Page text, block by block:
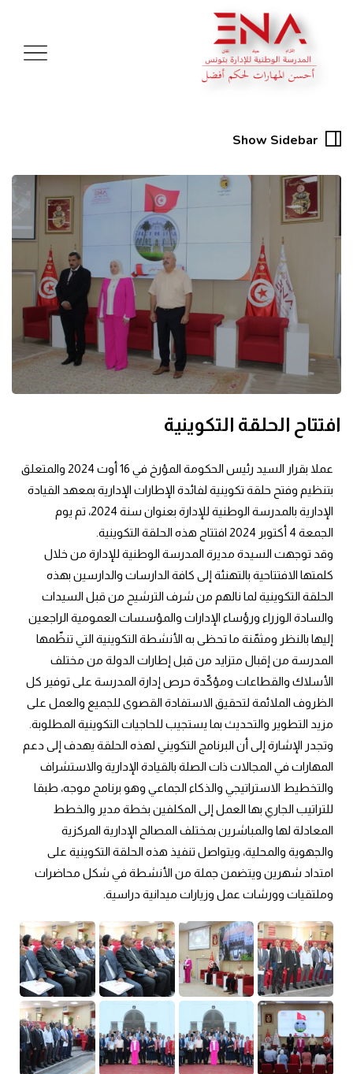
Show Sidebar
افتتاح الحلقة التكوينية
عملا بقرار السيد رئيس الحكومة المؤرخ في 16 أوت 2024 والمتعلق
بتنظيم وفتح حلقة تكوينية لفائدة الإطارات الإدارية بمعهد القيادة
الإدارية بالمدرسة الوطنية للإدارة بعنوان سنة 2024، تم يوم
الجمعة 4 أكتوبر 2024 افتتاح هذه الحلقة التكوينية.
وقد توجهت السيدة مديرة المدرسة الوطنية للإدارة من خلال
كلمتها الافتتاحية بالتهنئة إلى كافة الدارسات والدارسين بهذه
الحلقة التكوينية لما نالهم من شرف الترشيح من قبل السيدات
والسادة الوزراء ورؤساء الإدارات والمؤسسات العمومية الراجعين
إليها بالنظر ومثمّنة ما تحظى به الأنشطة التكوينية التي تنظّمها
المدرسة من إقبال متزايد من قبل إطارات الدولة من مختلف
الأسلاك والقطاعات ومؤكّدة حرص إدارة المدرسة على توفير كل
الظروف الملائمة لتحقيق الاستفادة القصوى للجميع والعمل على
مزيد التطوير والتحديث بما يستجيب للحاجيات التكوينية المطلوبة.
وتجدر الإشارة إلى أن البرنامج التكويني لهذه الحلقة يهدف إلى دعم
المهارات في المجالات ذات الصلة بالقيادة الإدارية والاستشراف
والتخطيط الاستراتيجي والذكاء الجماعي وهو برنامج موجه، طبقا
للتراتيب الجاري بها العمل إلى المكلفين بخطة مدير والخطط
المعادلة لها والمباشرين بمختلف المصالح الإدارية المركزية
والجهوية والمحلية، ويتواصل تنفيذ هذه الحلقة التكوينية على
امتداد شهرين ويتضمن جملة من الأنشطة في شكل محاضرات
وملتقيات وورشات عمل وزيارات ميدانية دراسية.